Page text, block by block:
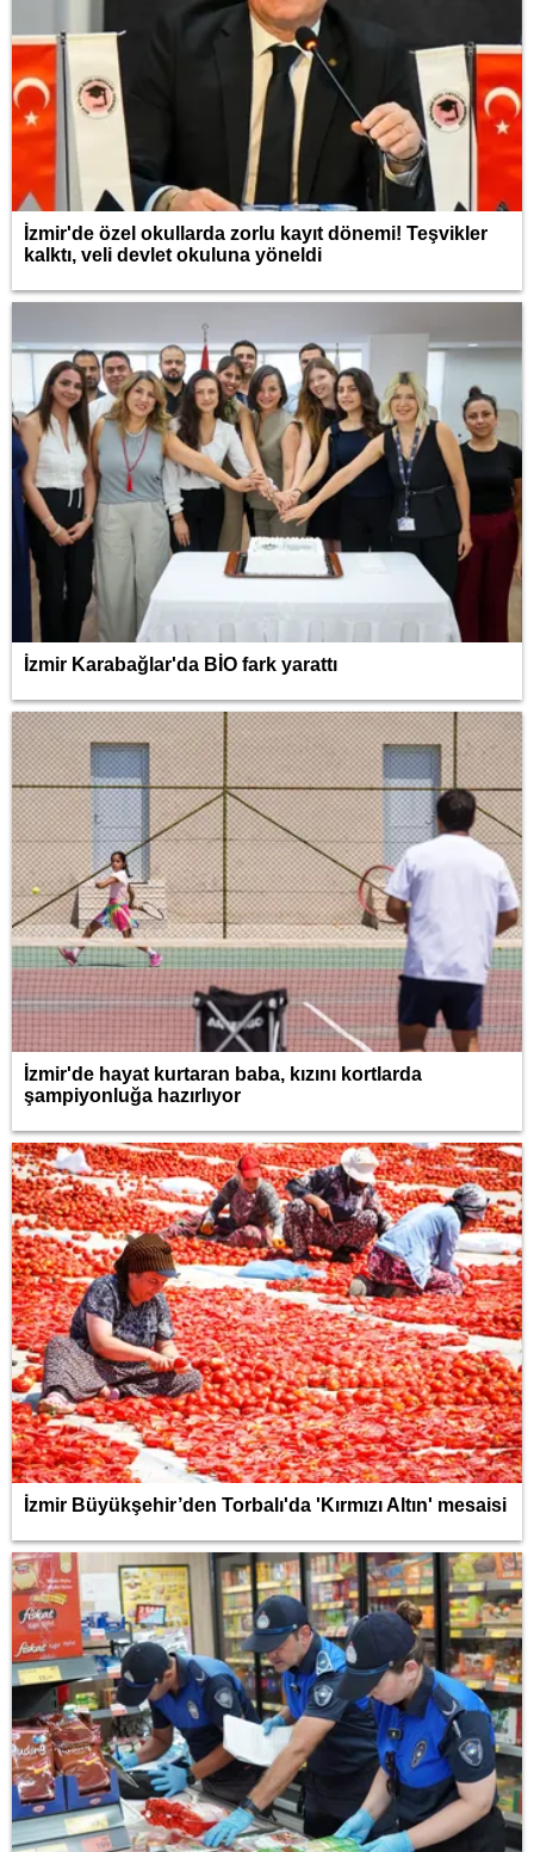
İzmir'de özel okullarda zorlu kayıt dönemi! Teşvikler
kalktı, veli devlet okuluna yöneldi
İzmir Karabağlar'da BİO fark yarattı
İzmir'de hayat kurtaran baba, kızını kortlarda
şampiyonluğa hazırlıyor
İzmir Büyükşehir’den Torbalı'da 'Kırmızı Altın' mesaisi